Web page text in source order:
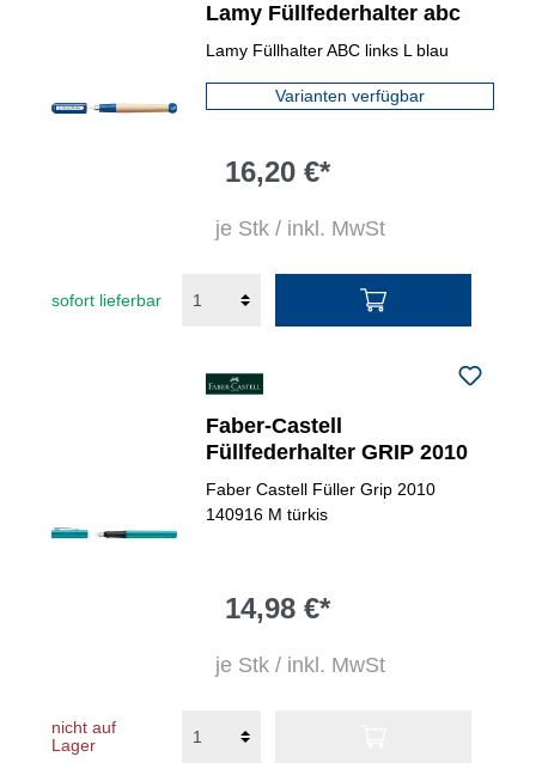
Lamy Füllfederhalter abc
Lamy Füllhalter ABC links L blau
Varianten verfügbar
16,20 €*
je Stk / inkl. MwSt
sofort lieferbar
Faber-Castell
Füllfederhalter GRIP 2010
Faber Castell Füller Grip 2010
140916 M türkis
14,98 €*
je Stk / inkl. MwSt
nicht auf
Lager